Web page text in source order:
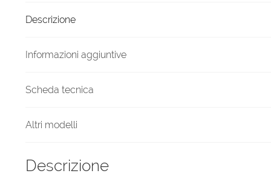
Descrizione
Informazioni aggiuntive
Scheda tecnica
Altri modelli
Descrizione